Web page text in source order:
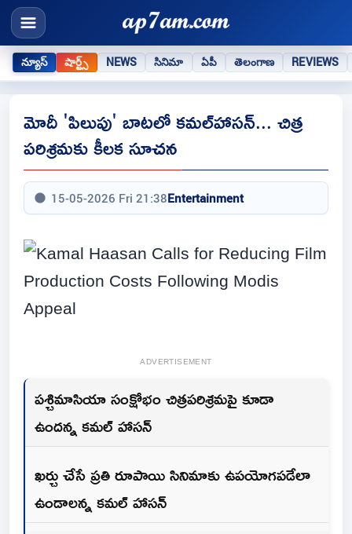
న్యూస్ షార్ట్స్ NEWS సినిమా ఏపీ తెలంగాణ REVIEWS
మోదీ 'పిలుపు' బాటలో కమల్‌హాసన్... చిత్ర
పరిశ్రమకు కీలక సూచన
15-05-2026 Fri 21:38Entertainment
ADVERTISEMENT
పశ్చిమాసియా సంక్షోభం చిత్రపరిశ్రమపై కూడా
ఉందన్న కమల్ హాసన్
ఖర్చు చేసే ప్రతి రూపాయి సినిమాకు ఉపయోగపడేలా
ఉండాలన్న కమల్ హాసన్